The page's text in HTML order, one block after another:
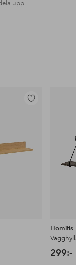
upp
Homitis
299:-